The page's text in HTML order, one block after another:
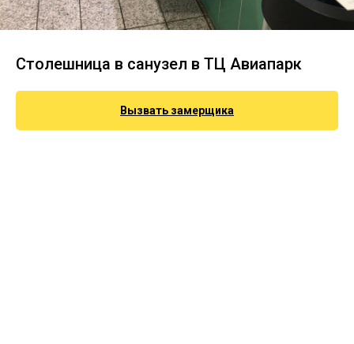
Столешница в санузел в ТЦ Авиапарк
Вызвать замерщика